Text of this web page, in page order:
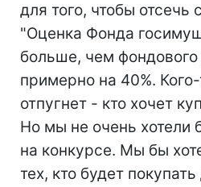
для того, чтобы отсечь
"Оценка Фонда
больше, чем фондового
примерно на 40%.
отпугнет - кто хочет
Но мы не очень хотели
на конкурсе. Мы бы
тех, кто будет